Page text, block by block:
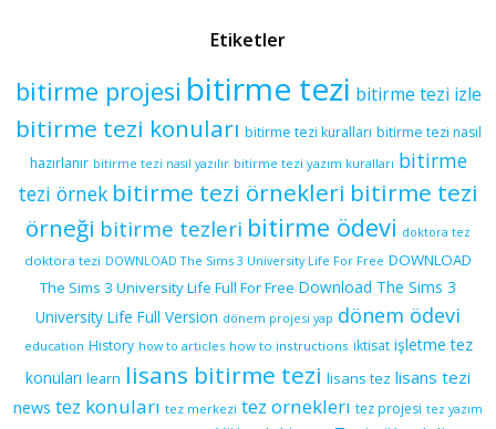
Etiketler
bitirme projesi bitirme tezi bitirme tezi izle
bitirme tezi konuları bitirme tezi kuralları bitirme tezi nasıl
hazırlanır bitirme tezi nasıl yazılır bitirme tezi yazım kuralları bitirme
tezi örnek bitirme tezi örnekleri bitirme tezi
örneği bitirme tezleri bitirme ödevi doktora tez
doktora tezi DOWNLOAD The Sims 3 University Life For Free DOWNLOAD
The Sims 3 University Life Full For Free Download The Sims 3
University Life Full Version dönem projesi yap dönem ödevi
education History how to articles how to instructions iktisat işletme tez
konuları learn lisans bitirme tezi lisans tez lisans tezi
news tez konuları tez merkezi tez orneklerı tez projesi tez yazım